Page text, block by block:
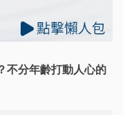
不分年齡打動人心的